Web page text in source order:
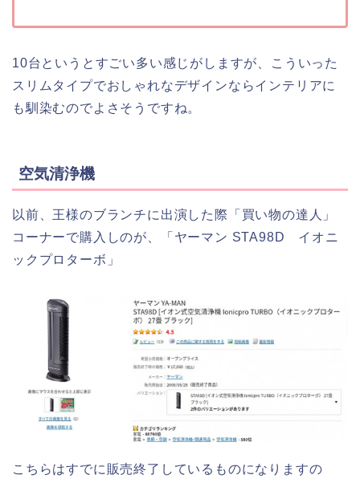
10台というとすごい多い感じがしますが、こういった
スリムタイプでおしゃれなデザインならインテリアに
も馴染むのでよさそうですね。
空気清浄機
以前、王様のブランチに出演した際「買い物の達人」
コーナーで購入しのが、「ヤーマン STA98D イオニ
ックプロターボ」
こちらはすでに販売終了しているものになりますの